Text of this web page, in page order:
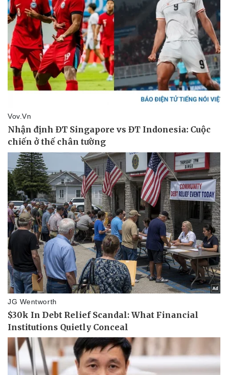
Thể thao
Bóng đá
Lịch thi đấu bóng đá
Thế giới thể thao
eSports
Hậu trường
Ô tô - Xe máy
Ô tô
Xe máy
Tư vấn